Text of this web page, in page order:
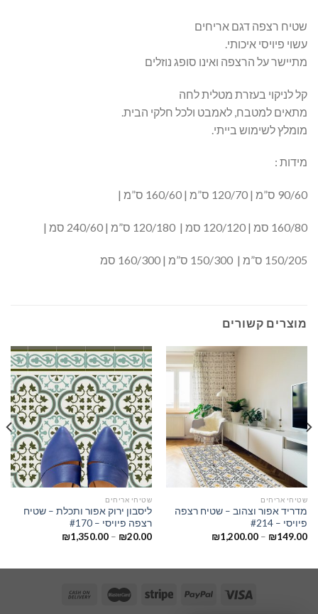
שטיח רצפה דגם אריחים
עשוי פיויסי איכותי.
מתיישר על הרצפה ואינו סופג נוזלים
קל לניקוי בעזרת מטלית לחה
מתאים למטבח, לאמבט ולכל חלקי הבית.
מומלץ לשימוש בייתי.
מידות :
90/60 ס”מ | 120/70 ס”מ | 160/60 ס”מ |
160/80 סמ | 120/120 סמ | 120/180 ס”מ | 240/60 סמ |
150/205 ס”מ | 150/300 ס”מ | 160/300 סמ
מוצרים קשורים
שטיחי אריחים
מדריד אפור וצהוב – שטיח רצפה
פיויסי – #214
₪149.00
–
₪1,200.00
שטיחי אריחים
ליסבון ירוק אפור ותכלת – שטיח
רצפה פיויסי – #170
₪20.00
–
₪1,350.00